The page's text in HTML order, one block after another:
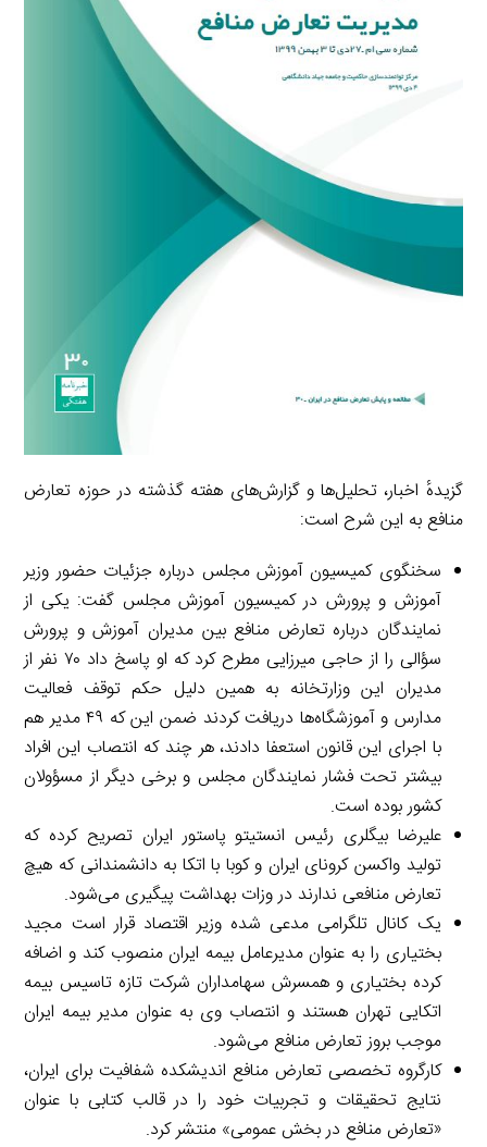
گزیدهٔ اخبار، تحلیل‌ها و گزارش‌های هفته گذشته در حوزه تعارض
منافع به این شرح است:
سخنگوی کمیسیون آموزش مجلس درباره جزئیات حضور وزیر
آموزش و پرورش در کمیسیون آموزش مجلس گفت: یکی از
نمایندگان درباره تعارض منافع بین مدیران آموزش و پرورش
سؤالی را از حاجی میرزایی مطرح کرد که او پاسخ داد ۷۰ نفر از
مدیران این وزارتخانه به همین دلیل حکم توقف فعالیت
مدارس و آموزشگاه‌ها دریافت کردند ضمن این که ۴۹ مدیر هم
با اجرای این قانون استعفا دادند، هر چند که انتصاب این افراد
بیشتر تحت فشار نمایندگان مجلس و برخی دیگر از مسؤولان
کشور بوده است.
علیرضا بیگلری رئیس انستیتو پاستور ایران تصریح کرده که
تولید واکسن کرونای ایران و کوبا با اتکا به دانشمندانی که هیچ
تعارض منافعی ندارند در وزات بهداشت پیگیری می‌شود.
یک کانال تلگرامی مدعی شده وزیر اقتصاد قرار است مجید
بختیاری را به عنوان مدیرعامل بیمه ایران منصوب کند و اضافه
کرده بختیاری و همسرش سهامداران شرکت تازه تاسیس بیمه
اتکایی تهران هستند و انتصاب وی به عنوان مدیر بیمه ایران
موجب بروز تعارض منافع می‌شود.
کارگروه تخصصی تعارض منافع اندیشکده شفافیت برای ایران،
نتایج تحقیقات و تجربیات خود را در قالب کتابی با عنوان
«تعارض منافع در بخش عمومی» منتشر کرد.